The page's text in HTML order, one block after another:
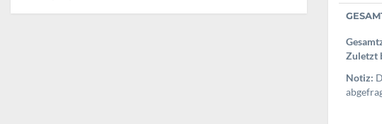
Zuletzt
Notiz: